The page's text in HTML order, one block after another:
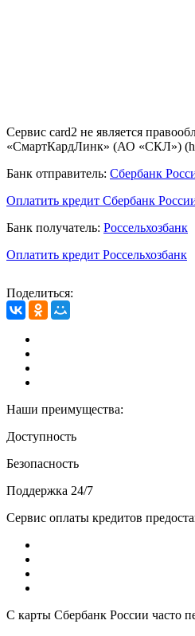
Сервис card2 не является
«СмартКардЛинк» (АО «СКЛ»)
Банк отправитель: Сбербанк
Оплатить кредит Сбербанк
Банк получатель: Россельхозбанк
Оплатить кредит Россельхозбанк
Поделиться:
Наши преимущества:
Доступность
Безопасность
Поддержка 24/7
Сервис оплаты кредитов
С карты Сбербанк России часто